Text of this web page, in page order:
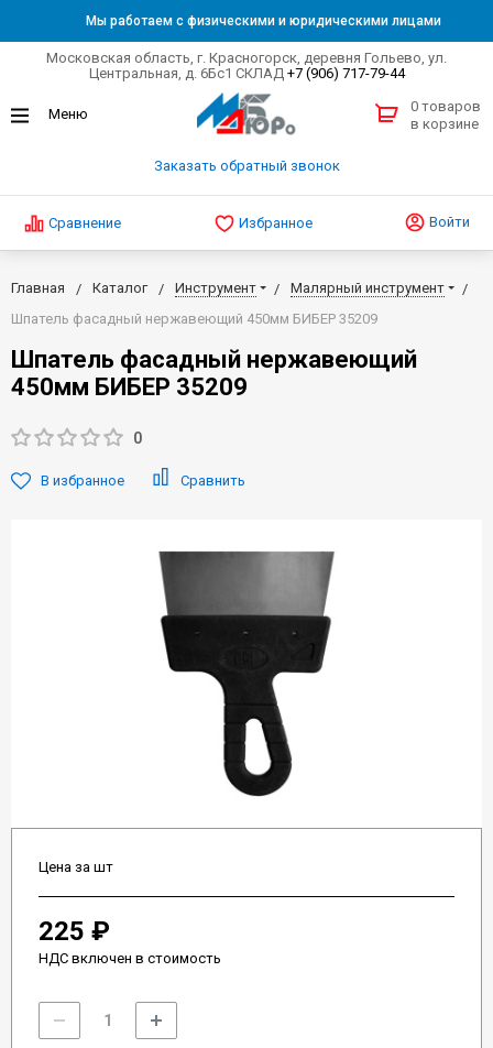
Мы работаем с физическими и юридическими лицами
Московская область, г. Красногорск, деревня Гольево, ул.
Центральная, д. 6Бс1 СКЛАД +7 (906) 717-79-44
Заказать обратный звонок
0 товаров
в корзине
Сравнение Избранное Войти
Главная Каталог Инструмент
Малярный инструмент
Шпатель фасадный нержавеющий 450мм БИБЕР 35209
Шпатель фасадный нержавеющий
450мм БИБЕР 35209
0
В избранное Сравнить
Цена за шт
225 ₽
НДС включен в стоимость